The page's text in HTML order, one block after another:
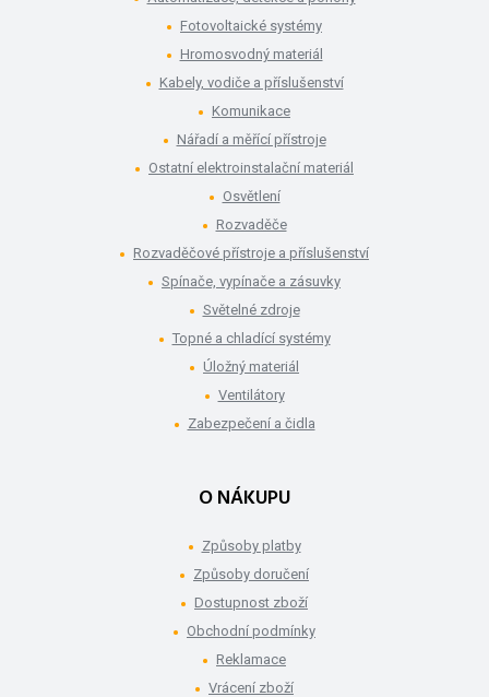
Fotovoltaické systémy
Hromosvodný materiál
Kabely, vodiče a příslušenství
Komunikace
Nářadí a měřící přístroje
Ostatní elektroinstalační materiál
Osvětlení
Rozvaděče
Rozvaděčové přístroje a příslušenství
Spínače, vypínače a zásuvky
Světelné zdroje
Topné a chladící systémy
Úložný materiál
Ventilátory
Zabezpečení a čidla
O NÁKUPU
Způsoby platby
Způsoby doručení
Dostupnost zboží
Obchodní podmínky
Reklamace
Vrácení zboží